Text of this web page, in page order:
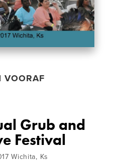
VOORAF
Grub and
Festival
Wichita, Ks